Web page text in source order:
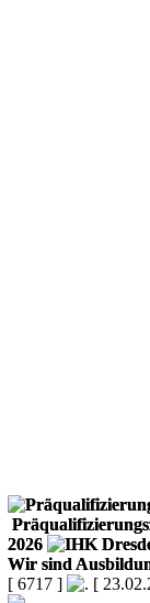
2026
Wir sind
[ 6717 ]
[